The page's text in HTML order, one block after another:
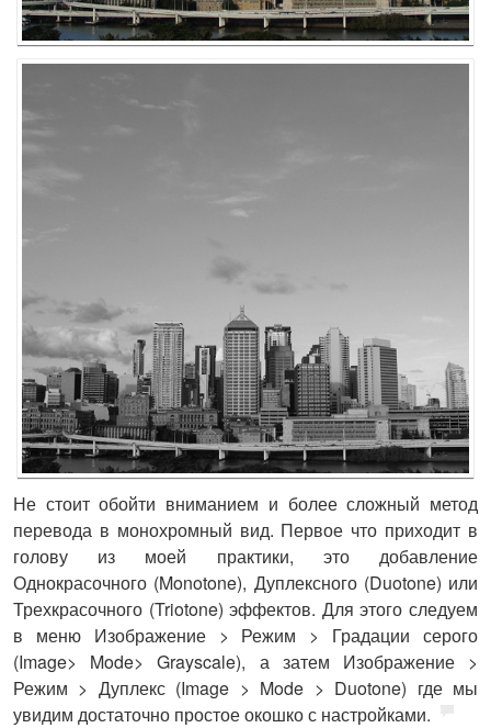
Не стоит обойти вниманием и более сложный метод
перевода в монохромный вид. Первое что приходит в
голову из моей практики, это добавление
Однокрасочного (Monotone), Дуплексного (Duotone) или
Трехкрасочного (Triotone) эффектов. Для этого следуем
в меню Изображение > Режим > Градации серого
(Image> Mode> Grayscale), а затем Изображение >
Режим > Дуплекс (Image > Mode > Duotone) где мы
увидим достаточно простое окошко с настройками.